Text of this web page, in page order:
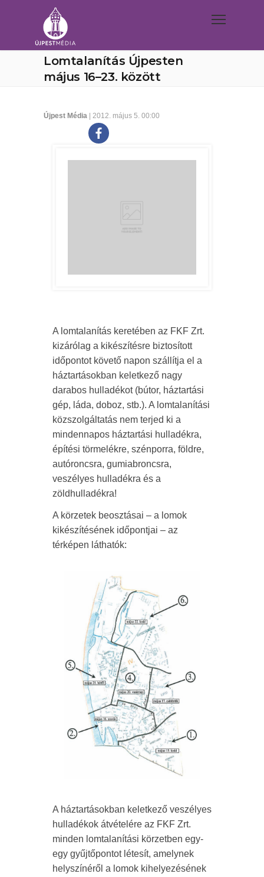
Lomtalanítás Újpesten
május 16–23. között
Újpest Média | 2012. május 5. 00:00
A lomtalanítás keretében az FKF Zrt.
kizárólag a kikészítésre biztosított
időpontot követő napon szállítja el a
háztartásokban keletkező nagy
darabos hulladékot (bútor, háztartási
gép, láda, doboz, stb.). A lomtalanítási
közszolgáltatás nem terjed ki a
mindennapos háztartási hulladékra,
építési törmelékre, szénporra, földre,
autóroncsra, gumiabroncsra,
veszélyes hulladékra és a
zöldhulladékra!
A körzetek beosztásai – a lomok
kikészítésének időpontjai – az
térképen láthatók:
A háztartásokban keletkező veszélyes
hulladékok átvételére az FKF Zrt.
minden lomtalanítási körzetben egy-
egy gyűjtőpontot létesít, amelynek
helyszínéről a lomok kihelyezésének